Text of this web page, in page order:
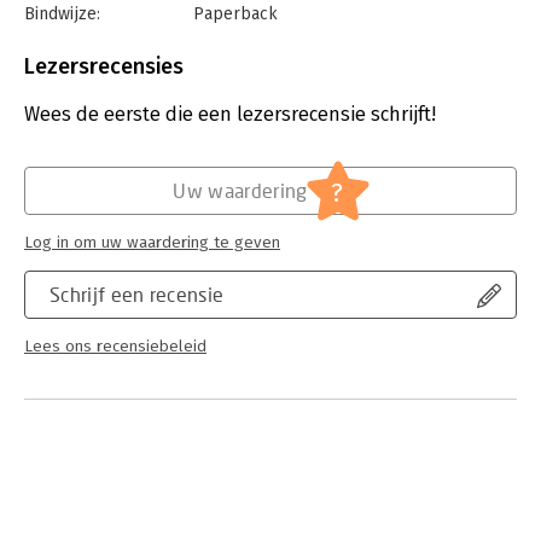
Bindwijze:
Paperback
Uitgever:
Lezersrecensies
Wees de eerste die een lezersrecensie schrijft!
Schrijf een recensie
Lees ons recensiebeleid
Uw waardering ?
Log in om uw waardering te geven